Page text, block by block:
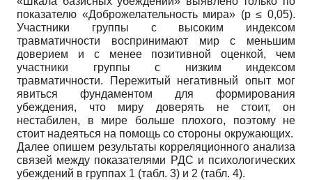
показателю «Доброжелательность мира» (p ≤ 0,05).
Участники группы с высоким индексом
травматичности воспринимают мир с меньшим
доверием и с менее позитивной оценкой, чем
участники группы с низким индексом
травматичности. Пережитый негативный опыт мог
явиться фундаментом для формирования
убеждения, что миру доверять не стоит, он
нестабилен, в мире больше плохого, поэтому не
стоит надеяться на помощь со стороны окружающих.
Далее опишем результаты корреляционного анализа
связей между показателями РДС и психологических
убеждений в группах 1 (табл. 3) и 2 (табл. 4).